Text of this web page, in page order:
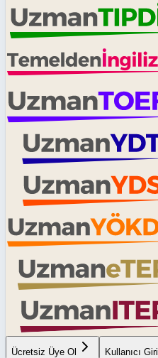
Ücretsiz Üye Ol Kullanıcı